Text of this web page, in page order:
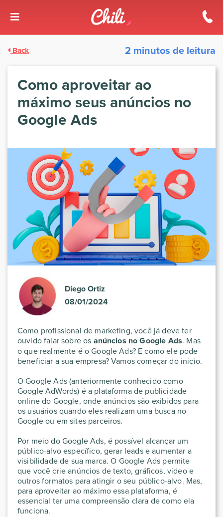
Back 2 minutos de leitura
Como aproveitar ao
máximo seus anúncios no
Google Ads
Diego Ortiz
08/01/2024
Como profissional de marketing, você já deve ter
ouvido falar sobre os anúncios no Google Ads. Mas
o que realmente é o Google Ads? E como ele pode
beneficiar a sua empresa? Vamos começar do início.
O Google Ads (anteriormente conhecido como
Google AdWords) é a plataforma de publicidade
online do Google, onde anúncios são exibidos para
os usuários quando eles realizam uma busca no
Google ou em sites parceiros.
Por meio do Google Ads, é possível alcançar um
público-alvo específico, gerar leads e aumentar a
visibilidade de sua marca. O Google Ads permite
que você crie anúncios de texto, gráficos, vídeo e
outros formatos para atingir o seu público-alvo. Mas,
para aproveitar ao máximo essa plataforma, é
essencial ter uma compreensão clara de como ela
funciona.